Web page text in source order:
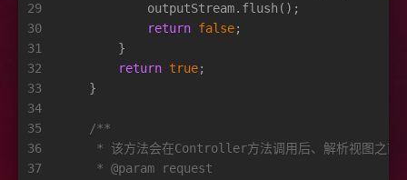
29
30
31
32
33
34
35
36
37
            outputStream.flush();
return false;
        }
return true;
    }
/**
* 该方法会在Controller方法调用后、解析视图之
     *
@param request